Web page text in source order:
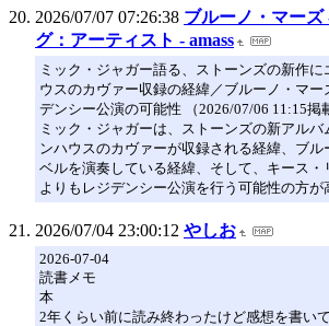
2026/07/07 07:26:38 ブルーノ・マーズ
グ：アーティスト - amass
ミック・ジャガー語る、ストーンズの新作
ウスのカヴァー収録の経緯／ブルーノ・マー
デンシー公演の可能性 （2026/07/06 11:15掲
ミック・ジャガーは、ストーンズの新アルバ
ンハウスのカヴァーが収録される経緯、ブル
ベルを演奏している経緯、そして、キース・
よりもレジデンシー公演を行う可能性の方が
2026/07/04 23:00:12 やしお
2026-07-04
読書メモ
本
2年くらい前に読み終わったけど感想を書い